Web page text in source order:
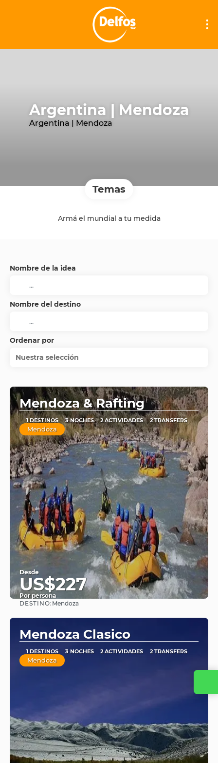
Argentina | Mendoza
Argentina | Mendoza
Temas
Armá el mundial a tu medida
Nombre de la idea
Nombre del destino
Ordenar por
Nuestra selección
Mendoza & Rafting
1 DESTINOS 3 NOCHES 2 ACTIVIDADES 2 TRANSFERS
Mendoza
Desde
US$227
Por persona
DESTINO: Mendoza
Mendoza Clasico
1 DESTINOS 3 NOCHES 2 ACTIVIDADES 2 TRANSFERS
Mendoza